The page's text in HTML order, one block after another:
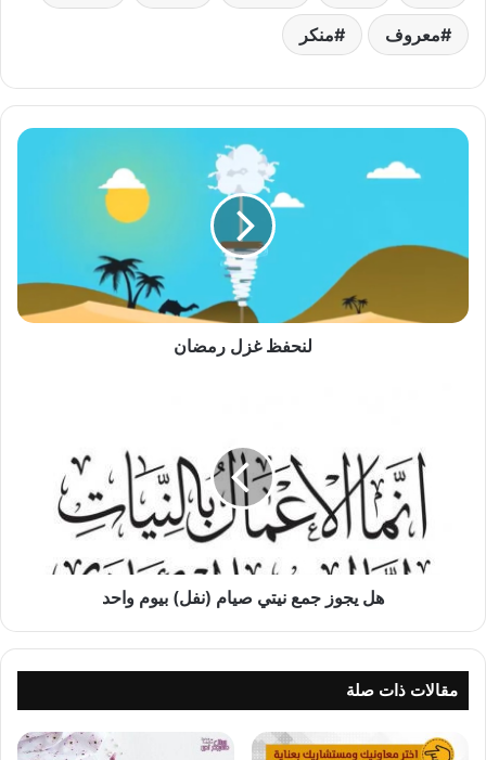
معروف منكر
لنحفظ
لنحفظ غزل رمضان
هل يجوز جمع نيتي صيام (نفل) بيوم واحد
مقالات ذات صلة